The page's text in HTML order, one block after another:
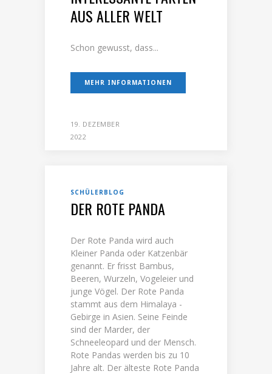
AUS ALLER WELT
Schon gewusst, dass...
MEHR INFORMATIONEN
19. DEZEMBER
2022
SCHÜLERBLOG
DER ROTE PANDA
Der Rote Panda wird auch
Kleiner Panda oder Katzenbär
genannt. Er frisst Bambus,
Beeren, Wurzeln, Vogeleier und
junge Vögel. Der Rote Panda
stammt aus dem Himalaya -
Gebirge in Asien. Seine Feinde
sind der Marder, der
Schneeleopard und der Mensch.
Rote Pandas werden bis zu 10
Jahre alt. Der älteste Rote Panda